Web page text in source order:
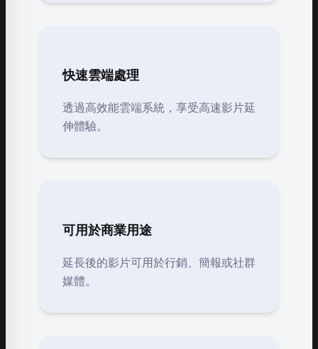
快速雲端處理
透過高效能雲端系統，享受高速影片延
伸體驗。
可用於商業用途
延長後的影片可用於行銷、簡報或社群
媒體。